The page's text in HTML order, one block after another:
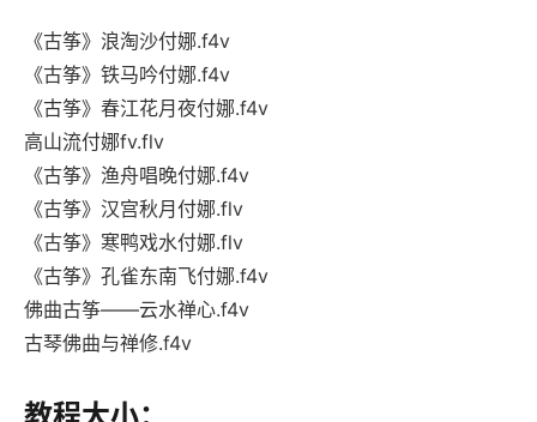
《古筝》浪淘沙付娜.f4v
《古筝》铁马吟付娜.f4v
《古筝》春江花月夜付娜.f4v
高山流付娜fv.flv
《古筝》渔舟唱晚付娜.f4v
《古筝》汉宫秋月付娜.flv
《古筝》寒鸭戏水付娜.flv
《古筝》孔雀东南飞付娜.f4v
佛曲古筝——云水禅心.f4v
古琴佛曲与禅修.f4v